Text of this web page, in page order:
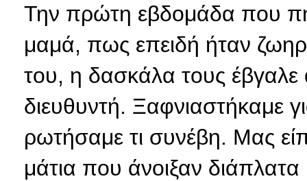
Την πρώτη εβδομάδα που
μαμά, πως επειδή ήταν
του, η δασκάλα τους έβγαλε
διευθυντή. Ξαφνιαστήκαμε
ρωτήσαμε τι συνέβη. Μας
μάτια που άνοιξαν